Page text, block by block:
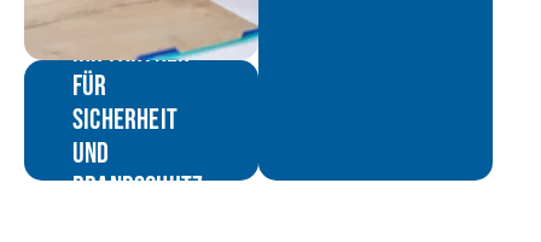
IHR PARTNER
FÜR
SICHERHEIT
UND
BRANDSCHUTZ